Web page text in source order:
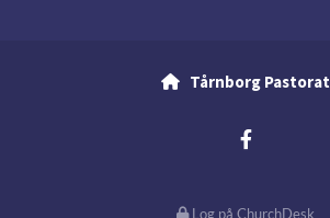
 Tårnborg Pastorat
Log på ChurchDesk